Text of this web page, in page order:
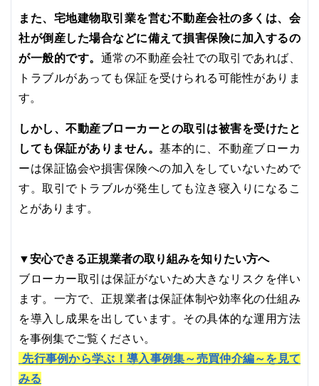
また、宅地建物取引業を営む不動産会社の多くは、会
社が倒産した場合などに備えて損害保険に加入するの
が一般的です。 通常の不動産会社での取引であれば、
トラブルがあっても保証を受けられる可能性がありま
す。
しかし、不動産ブローカーとの取引は被害を受けたと
しても保証がありません。基本的に、不動産ブローカ
ーは保証協会や損害保険への加入をしていないためで
す。取引でトラブルが発生しても泣き寝入りになるこ
とがあります。
▼安心できる正規業者の取り組みを知りたい方へ
ブローカー取引は保証がないため大きなリスクを伴い
ます。一方で、正規業者は保証体制や効率化の仕組み
を導入し成果を出しています。その具体的な運用方法
を事例集でご覧ください。
先行事例から学ぶ！導入事例集～売買仲介編～を見て
みる